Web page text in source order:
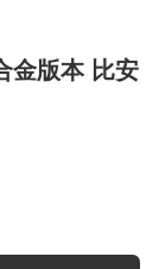
金版本 比安